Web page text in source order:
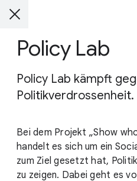
Policy Lab
Policy Lab kämpft
Politikverdrossenheit.
Bei dem Projekt „Show
handelt es sich um ein
zum Ziel gesetzt hat,
zu zeigen. Dabei geht es